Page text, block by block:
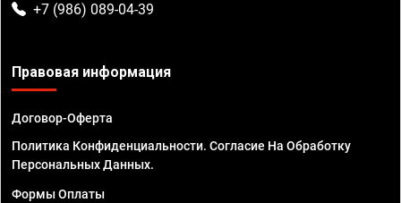
+7 (986) 089-04-39
Правовая информация
Договор-Оферта
Политика Конфиденциальности. Согласие На Обработку
Персональных Данных.
Формы Оплаты